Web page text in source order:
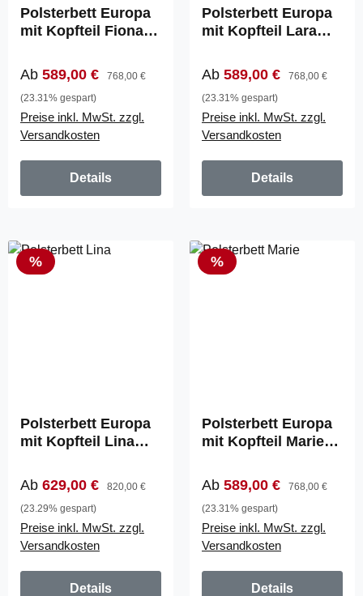
Polsterbett Europa
mit Kopfteil Fiona
Verkaufspreis:
Ab 589,00 € Regulärer Preis:
768,00 €
(23.31% gespart)
Preise inkl. MwSt. zzgl.
Versandkosten
Details
Polsterbett Europa
mit Kopfteil Lara
Verkaufspreis:
Ab 589,00 € Regulärer Preis:
768,00 €
(23.31% gespart)
Preise inkl. MwSt. zzgl.
Versandkosten
Details
Rabatt
%
Polsterbett Europa
mit Kopfteil Lina
Verkaufspreis:
Ab 629,00 € Regulärer Preis:
820,00 €
(23.29% gespart)
Preise inkl. MwSt. zzgl.
Versandkosten
Details
Rabatt
%
Polsterbett Europa
mit Kopfteil Marie
Verkaufspreis:
Ab 589,00 € Regulärer Preis:
768,00 €
(23.31% gespart)
Preise inkl. MwSt. zzgl.
Versandkosten
Details